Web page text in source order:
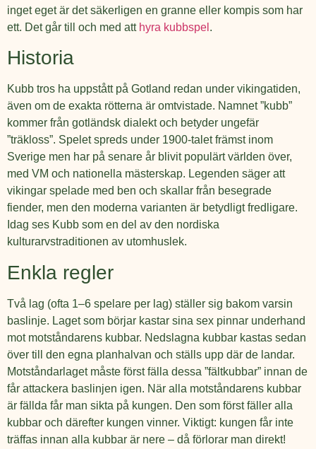
inget eget är det säkerligen en granne eller kompis som har
ett. Det går till och med att hyra kubbspel .
Historia
Kubb tros ha uppstått på Gotland redan under vikingatiden,
även om de exakta rötterna är omtvistade. Namnet ”kubb”
kommer från gotländsk dialekt och betyder ungefär
”träkloss”. Spelet spreds under 1900-talet främst inom
Sverige men har på senare år blivit populärt världen över,
med VM och nationella mästerskap. Legenden säger att
vikingar spelade med ben och skallar från besegrade
fiender, men den moderna varianten är betydligt fredligare.
Idag ses Kubb som en del av den nordiska
kulturarvstraditionen av utomhuslek.
Enkla regler
Två lag (ofta 1–6 spelare per lag) ställer sig bakom varsin
baslinje. Laget som börjar kastar sina sex pinnar underhand
mot motståndarens kubbar. Nedslagna kubbar kastas sedan
över till den egna planhalvan och ställs upp där de landar.
Motståndarlaget måste först fälla dessa ”fältkubbar” innan de
får attackera baslinjen igen. När alla motståndarens kubbar
är fällda får man sikta på kungen. Den som först fäller alla
kubbar och därefter kungen vinner. Viktigt: kungen får inte
träffas innan alla kubbar är nere – då förlorar man direkt!